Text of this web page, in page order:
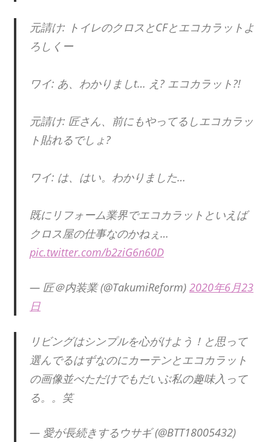
元請け: トイレのクロスとCFとエコカラットよ
ろしくー
ワイ: あ、わかりましt… え? エコカラット?!
元請け: 匠さん、前にもやってるしエコカラッ
ト貼れるでしょ?
ワイ: は、はい。わかりました…
既にリフォーム業界でエコカラットといえば
クロス屋の仕事なのかねぇ…
pic.twitter.com/b2ziG6n60D
— 匠＠内装業 (@TakumiReform) 2020年6月23
日
リビングはシンプルを心がけよう！と思って
選んでるはずなのにカーテンとエコカラット
の画像並べただけでもだいぶ私の趣味入って
る。。笑
— 愛が長続きするウサギ (@BTT18005432)